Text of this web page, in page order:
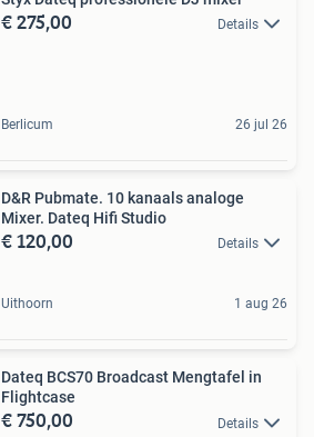
€ 275,00 Details
Berlicum 26 jul 26
D&R Pubmate. 10 kanaals analoge
Mixer. Dateq Hifi Studio
€ 120,00 Details
Uithoorn 1 aug 26
Dateq BCS70 Broadcast Mengtafel in
Flightcase
€ 750,00 Details